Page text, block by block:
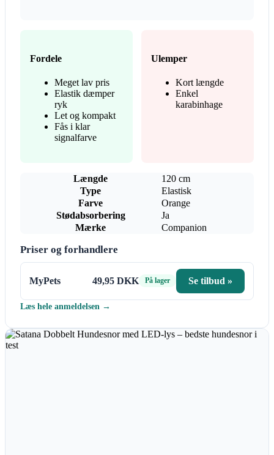
Fordele
Meget lav pris
Elastik dæmper
ryk
Let og kompakt
Fås i klar
signalfarve
Ulemper
Kort længde
Enkel
karabinhage
Længde
120 cm
Type
Elastisk
Farve
Orange
Stødabsorbering
Ja
Mærke
Companion
Priser og forhandlere
MyPets 49,95 DKK På lager Se tilbud »
Læs hele anmeldelsen →